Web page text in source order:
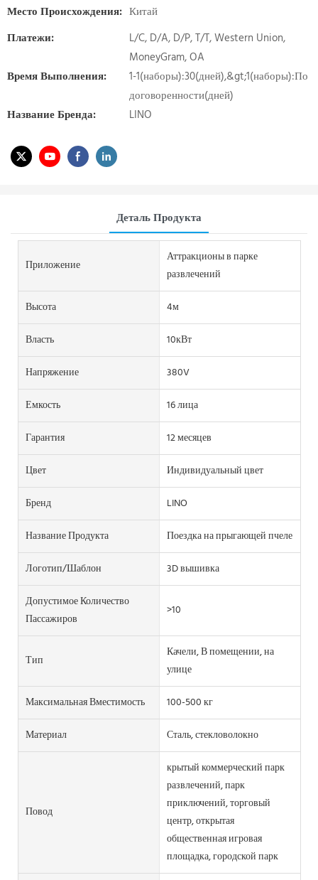
Место Происхождения: Китай
Платежи:
L/C, D/A, D/P, T/T, Western Union,
MoneyGram, OA
Время Выполнения:
1-1(наборы):30(дней),&gt;1(наборы):По
договоренности(дней)
Название Бренда:
LINO
Деталь Продукта
Приложение
Аттракционы в парке
развлечений
Высота
4м
Власть
10кВт
Напряжение
380V
Емкость
16 лица
Гарантия
12 месяцев
Цвет
Индивидуальный цвет
Бренд
LINO
Название Продукта
Поездка на прыгающей пчеле
Логотип/шаблон
3D вышивка
Допустимое Количество
Пассажиров
>10
Тип
Качели, В помещении, на
улице
Максимальная Вместимость
100-500 кг
Материал
Сталь, стекловолокно
Повод
крытый коммерческий парк
развлечений, парк
приключений, торговый
центр, открытая
общественная игровая
площадка, городской парк